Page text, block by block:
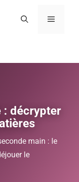
: décrypter
main : le
le